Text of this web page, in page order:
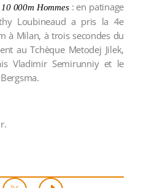
000m Hommes : en patinage
Loubineaud a pris la 4e
à Milan, à trois secondes du
au Tchèque Metodej Jilek,
Vladimir Semirunniy et le